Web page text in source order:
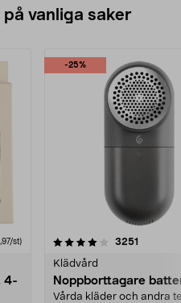
vanliga saker
st)
4-
-25%
3251
Klädvård
Noppborttagare
Vårda kläder och andra
4.5av 5 stjärnor